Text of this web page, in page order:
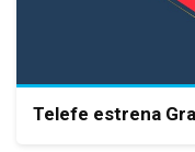
Telefe estrena